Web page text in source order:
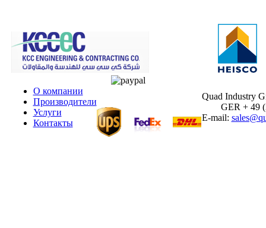
О компании
Производители
Услуги
Контакты
Quad Industry
GER + 49
E-mail: